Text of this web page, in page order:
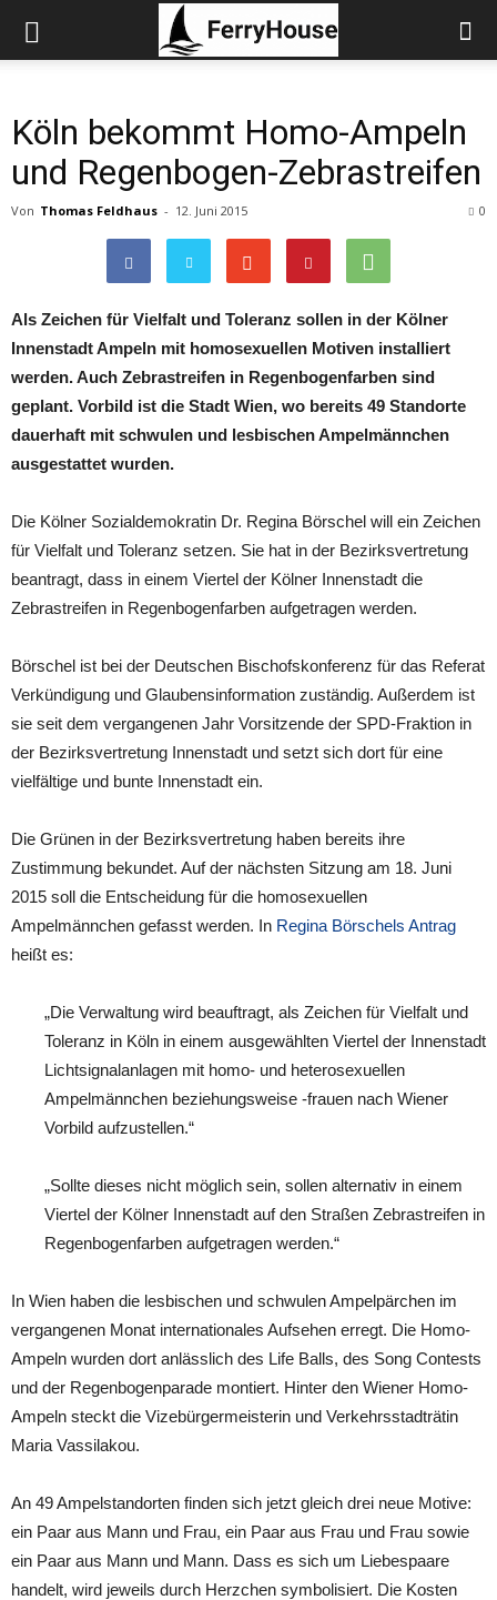
Köln bekommt Homo-Ampeln
und Regenbogen-Zebrastreifen
Von Thomas Feldhaus - 12. Juni 2015 0
Als Zeichen für Vielfalt und Toleranz sollen in der Kölner
Innenstadt Ampeln mit homosexuellen Motiven installiert
werden. Auch Zebrastreifen in Regenbogenfarben sind
geplant. Vorbild ist die Stadt Wien, wo bereits 49 Standorte
dauerhaft mit schwulen und lesbischen Ampelmännchen
ausgestattet wurden.
Die Kölner Sozialdemokratin Dr. Regina Börschel will ein Zeichen
für Vielfalt und Toleranz setzen. Sie hat in der Bezirksvertretung
beantragt, dass in einem Viertel der Kölner Innenstadt die
Zebrastreifen in Regenbogenfarben aufgetragen werden.
Börschel ist bei der Deutschen Bischofskonferenz für das Referat
Verkündigung und Glaubensinformation zuständig. Außerdem ist
sie seit dem vergangenen Jahr Vorsitzende der SPD-Fraktion in
der Bezirksvertretung Innenstadt und setzt sich dort für eine
vielfältige und bunte Innenstadt ein.
Die Grünen in der Bezirksvertretung haben bereits ihre
Zustimmung bekundet. Auf der nächsten Sitzung am 18. Juni
2015 soll die Entscheidung für die homosexuellen
Ampelmännchen gefasst werden. In Regina Börschels Antrag
heißt es:
„Die Verwaltung wird beauftragt, als Zeichen für Vielfalt und
Toleranz in Köln in einem ausgewählten Viertel der Innenstadt
Lichtsignalanlagen mit homo- und heterosexuellen
Ampelmännchen beziehungsweise -frauen nach Wiener
Vorbild aufzustellen.“
„Sollte dieses nicht möglich sein, sollen alternativ in einem
Viertel der Kölner Innenstadt auf den Straßen Zebrastreifen in
Regenbogenfarben aufgetragen werden.“
In Wien haben die lesbischen und schwulen Ampelpärchen im
vergangenen Monat internationales Aufsehen erregt. Die Homo-
Ampeln wurden dort anlässlich des Life Balls, des Song Contests
und der Regenbogenparade montiert. Hinter den Wiener Homo-
Ampeln steckt die Vizebürgermeisterin und Verkehrsstadträtin
Maria Vassilakou.
An 49 Ampelstandorten finden sich jetzt gleich drei neue Motive:
ein Paar aus Mann und Frau, ein Paar aus Frau und Frau sowie
ein Paar aus Mann und Mann. Dass es sich um Liebespaare
handelt, wird jeweils durch Herzchen symbolisiert. Die Kosten